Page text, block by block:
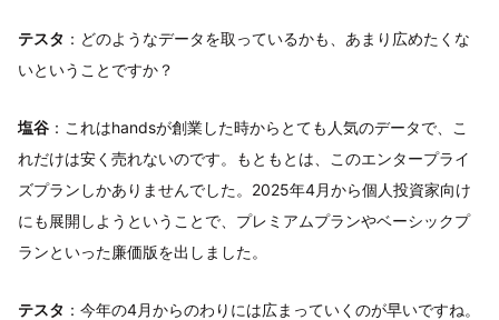
テスタ ：どのようなデータを取っているかも、あまり広めたくな
いということですか？
塩谷 ：これはhandsが創業した時からとても人気のデータで、こ
れだけは安く売れないのです。もともとは、このエンタープライ
ズプランしかありませんでした。2025年4月から個人投資家向け
にも展開しようということで、プレミアムプランやベーシックプ
ランといった廉価版を出しました。
テスタ ：今年の4月からのわりには広まっていくのが早いですね。